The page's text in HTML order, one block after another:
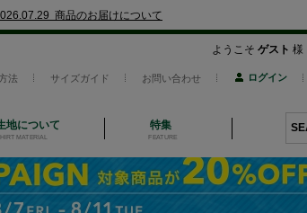
商品のお届けについて
ようこそ ゲスト 様
法 サイズガイド お問い合わせ ログイン
地について
MATERIAL
特集
FEATURE